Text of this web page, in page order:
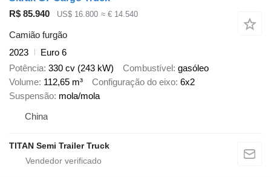
R$ 85.940
US$ 16.800 ≈ € 14.540
Camião furgão
2023
Euro 6
Potência 330 cv (243 kW) Combustível gasóleo
Volume 112,65 m³ Configuração do eixo 6x2
Suspensão mola/mola
China
TITAN Semi Trailer Truck